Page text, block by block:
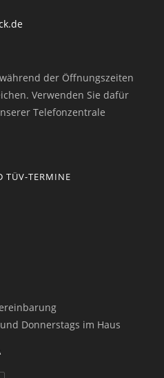
der Öffnungszeiten
Verwenden Sie dafür
Telefonzentrale
TÜV-TERMINE
Donnerstags im Haus